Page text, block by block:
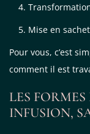
Mise en
Pour vous, c’est
comment il est
LES FORMES
INFUSION,